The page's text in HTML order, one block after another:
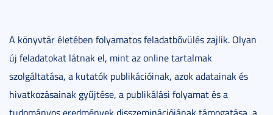
A könyvtár életében folyamatos feladatbővülés zajlik. Olyan
új feladatokat látnak el, mint az online tartalmak
szolgáltatása, a kutatók publikációinak, azok adatainak és
hivatkozásainak gyűjtése, a publikálási folyamat és a
tudományos eredmények disszeminációjának támogatása, a